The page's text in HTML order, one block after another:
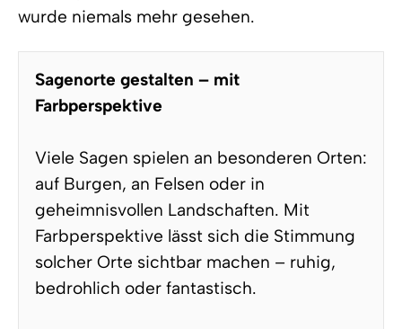
wurde niemals mehr gesehen.
Sagenorte gestalten – mit
Farbperspektive
Viele Sagen spielen an besonderen Orten:
auf Burgen, an Felsen oder in
geheimnisvollen Landschaften. Mit
Farbperspektive lässt sich die Stimmung
solcher Orte sichtbar machen – ruhig,
bedrohlich oder fantastisch.